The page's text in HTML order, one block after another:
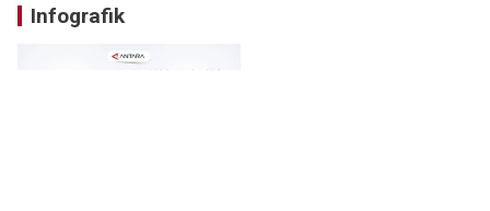
Infografik